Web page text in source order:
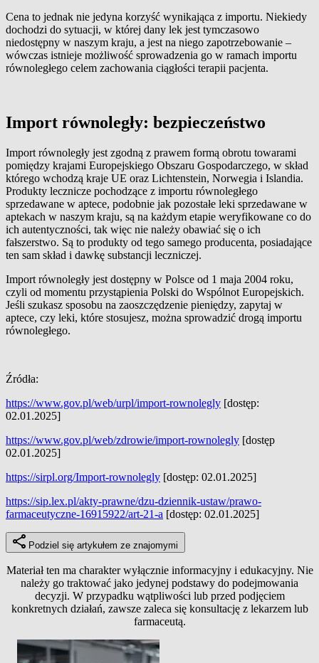
Cena to jednak nie jedyna korzyść wynikająca z importu. Niekiedy
dochodzi do sytuacji, w której dany lek jest tymczasowo
niedostępny w naszym kraju, a jest na niego zapotrzebowanie –
wówczas istnieje możliwość sprowadzenia go w ramach importu
równoległego celem zachowania ciągłości terapii pacjenta.
Import równoległy: bezpieczeństwo
Import równoległy jest zgodną z prawem formą obrotu towarami
pomiędzy krajami Europejskiego Obszaru Gospodarczego, w skład
którego wchodzą kraje UE oraz Lichtenstein, Norwegia i Islandia.
Produkty lecznicze pochodzące z importu równoległego
sprzedawane w aptece, podobnie jak pozostałe leki sprzedawane w
aptekach w naszym kraju, są na każdym etapie weryfikowane co do
ich autentyczności, tak więc nie należy obawiać się o ich
fałszerstwo. Są to produkty od tego samego producenta, posiadające
ten sam skład i dawkę substancji leczniczej.
Import równoległy jest dostępny w Polsce od 1 maja 2004 roku,
czyli od momentu przystąpienia Polski do Wspólnot Europejskich.
Jeśli szukasz sposobu na zaoszczędzenie pieniędzy, zapytaj w
aptece, czy leki, które stosujesz, można sprowadzić drogą importu
równoległego.
Źródła:
https://www.gov.pl/web/urpl/import-rownolegly [dostęp:
02.01.2025]
https://www.gov.pl/web/zdrowie/import-rownolegly [dostęp
02.01.2025]
https://sirpl.org/Import-rownolegly [dostęp: 02.01.2025]
https://sip.lex.pl/akty-prawne/dzu-dziennik-ustaw/prawo-
farmaceutyczne-16915922/art-21-a [dostęp: 02.01.2025]
Podziel się artykułem ze znajomymi
Materiał ten ma charakter wyłącznie informacyjny i edukacyjny. Nie
należy go traktować jako jedynej podstawy do podejmowania
decyzji. W przypadku wątpliwości lub przed podjęciem
konkretnych działań, zawsze zaleca się konsultację z lekarzem lub
farmaceutą.